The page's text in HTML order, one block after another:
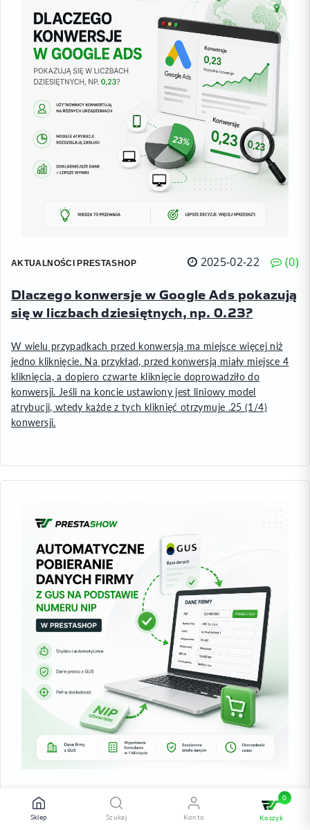
Sklep Szukaj Konto Koszyk
AKTUALNOŚCI PRESTASHOP 2025-02-22 0
Dlaczego konwersje w Google Ads pokazują
się w liczbach dziesiętnych, np. 0.23?
W wielu przypadkach przed konwersją ma miejsce więcej niż
jedno kliknięcie. Na przykład, przed konwersją miały miejsce 4
kliknięcia, a dopiero czwarte kliknięcie doprowadziło do
konwersji. Jeśli na koncie ustawiony jest liniowy model
atrybucji, wtedy każde z tych kliknięć otrzymuje .25 (1/4)
konwersji.
0
Automatyczne pobieranie danych firmy z